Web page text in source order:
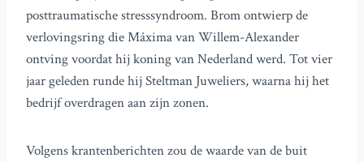
posttraumatische stresssyndroom. Brom ontwierp de
verlovingsring die Máxima van Willem-Alexander
ontving voordat hij koning van Nederland werd. Tot vier
jaar geleden runde hij Steltman Juweliers, waarna hij het
bedrijf overdragen aan zijn zonen.
Volgens krantenberichten zou de waarde van de buit